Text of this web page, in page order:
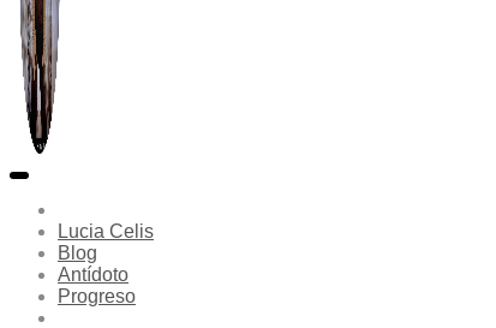
Lucia Celis
Blog
Antídoto
Progreso